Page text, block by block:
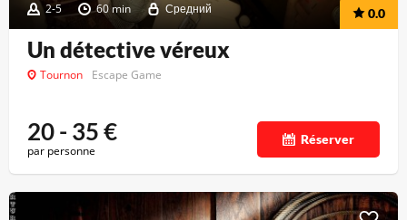
2-5 60 min Средний 0.0
Un détective véreux
Tournon Escape Game
20 - 35€
par personne
Réserver